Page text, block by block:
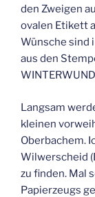
den Zweigen
ovalen Etikett
Wünsche sind
aus den
Langsam
kleinen
Oberbachem.
Wilwerscheid
zu finden. Mal
Papierzeugs